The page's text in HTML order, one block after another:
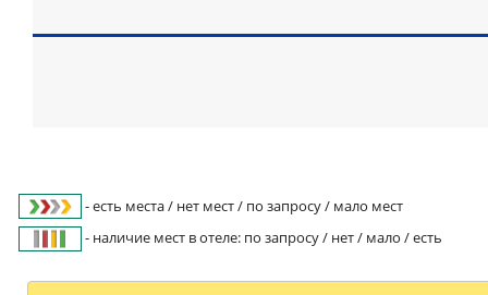
- есть места / нет мест / по запросу / мало мест
- наличие мест в отеле: по запросу / нет / мало / есть